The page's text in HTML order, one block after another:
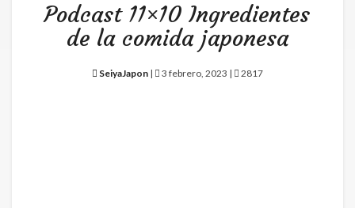
Podcast 11×10 Ingredientes
de la comida japonesa
SeiyaJapon | 3 febrero, 2023 | 2817